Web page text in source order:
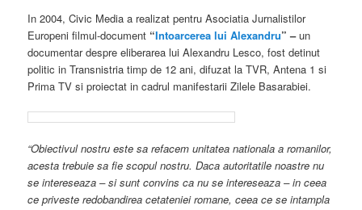
In 2004, Civic Media a realizat pentru Asociatia Jurnalistilor
Europeni filmul-document “Intoarcerea lui Alexandru” –un
documentar despre eliberarea lui Alexandru Lesco, fost detinut
politic in Transnistria timp de 12 ani, difuzat la TVR, Antena 1 si
Prima TV si proiectat in cadrul manifestarii Zilele Basarabiei.
“Obiectivul nostru este sa refacem unitatea nationala a romanilor,
acesta trebuie sa fie scopul nostru. Daca autoritatile noastre nu
se intereseaza – si sunt convins ca nu se intereseaza – in ceea
ce priveste redobandirea cetateniei romane, ceea ce se intampla